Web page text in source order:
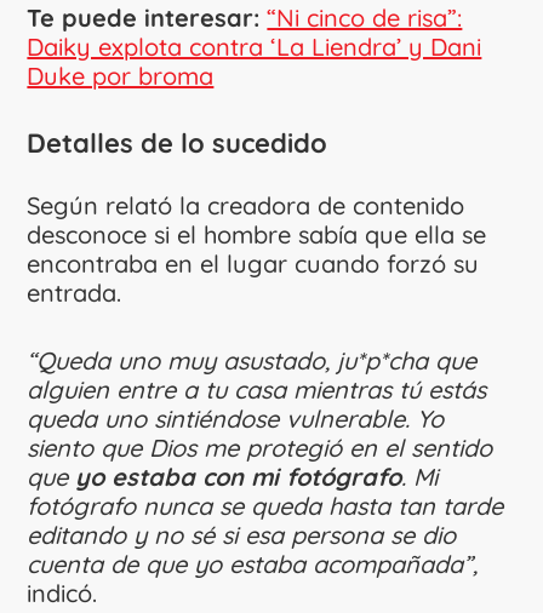
Te puede interesar:“Ni cinco de risa”:
Daiky explota contra ‘La Liendra’ y Dani
Duke por broma
Detalles de lo sucedido
Según relató la creadora de contenido
desconoce si el hombre sabía que ella se
encontraba en el lugar cuando forzó su
entrada.
“Queda uno muy asustado, ju*p*cha que
alguien entre a tu casa mientras tú estás
queda uno sintiéndose vulnerable. Yo
siento que Dios me protegió en el sentido
que yo estaba con mi fotógrafo. Mi
fotógrafo nunca se queda hasta tan tarde
editando y no sé si esa persona se dio
cuenta de que yo estaba acompañada”,
indicó.